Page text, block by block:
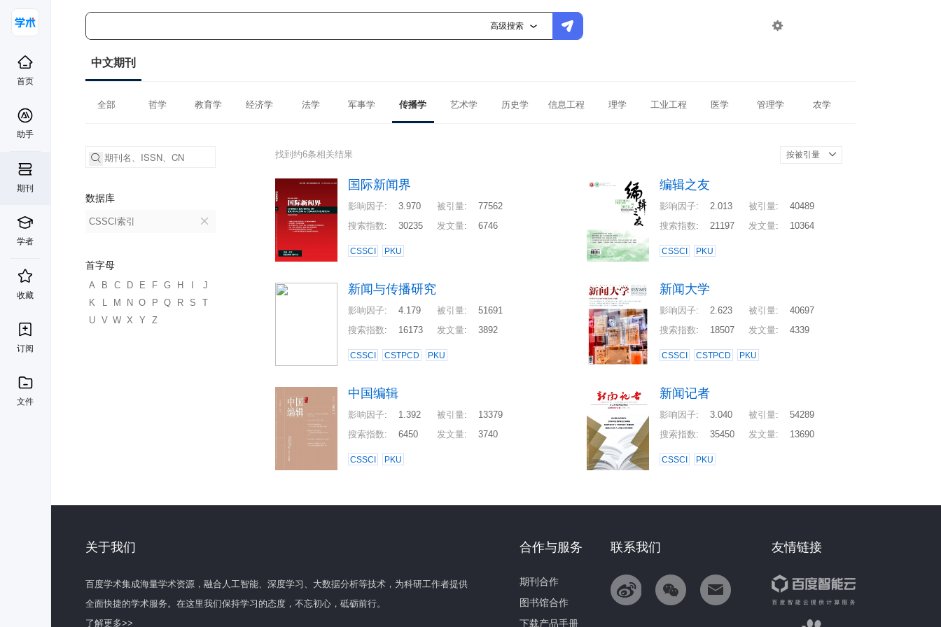
高级搜索 
首页
助手
期刊
学者
收藏
订阅
文件
中文期刊
全部 哲学 教育学 经济学 法学 军事学 传播学 艺术学 历史学 信息工程 理学 工业工程 医学 管理学 农学
数据库
CSSCI索引
首字母
A B C D E F G H
J
K
L M N O P Q R S
T
U
V W X Y Z
找到约6条相关结果 按被引量
国际新闻界
影响因子: 3.970 被引量:
77562
搜索指数: 30235 发文量: 6746
CSSCI PKU
编辑之友
影响因子: 2.013 被引量:
40489
搜索指数: 21197 发文量: 10364
CSSCI PKU
新闻与传播研究
影响因子: 4.179 被引量:
51691
搜索指数: 16173 发文量: 3892
CSSCI CSTPCD PKU
新闻大学
影响因子: 2.623 被引量:
40697
搜索指数: 18507 发文量: 4339
CSSCI CSTPCD PKU
中国编辑
影响因子: 1.392 被引量:
13379
搜索指数: 6450 发文量: 3740
CSSCI PKU
新闻记者
影响因子: 3.040 被引量:
54289
搜索指数: 35450 发文量: 13690
CSSCI PKU
关于我们
百度学术集成海量学术资源，融合人工智能、深度学习、大数据分析等技术，为科研工作者提供
全面快捷的学术服务。在这里我们保持学习的态度，不忘初心，砥砺前行。
了解更多>>
友情链接
联系我们
合作与服务
期刊合作
图书馆合作
下载产品手册